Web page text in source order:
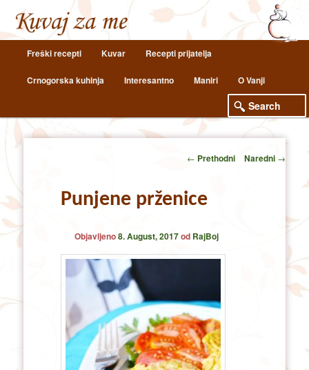
Skip
to
primary
Skip
to
secondary
Freški recepti Kuvar Recepti prijatelja
Crnogorska kuhinja Interesantno Maniri O Vanji
Post
← Prethodni Naredni →
Punjene prženice
Objavljeno8. August, 2017od RajBoj